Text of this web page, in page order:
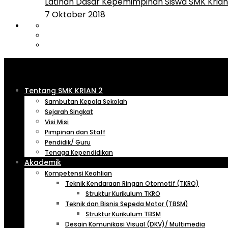
7 Oktober 2018
Tentang SMK KRIAN 2
Sambutan Kepala Sekolah
Sejarah Singkat
Visi Misi
Pimpinan dan Staff
Pendidik/ Guru
Tenaga Kependidikan
Akademik
Kompetensi Keahlian
Teknik Kendaraan Ringan Otomotif (TKRO)
Struktur Kurikulum TKRO
Teknik dan Bisnis Sepeda Motor (TBSM)
Struktur Kurikulum TBSM
Desain Komunikasi Visual (DKV)/ Multimedia